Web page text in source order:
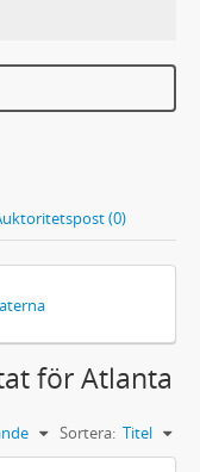
(0)
för Atlanta
Sortera: Titel